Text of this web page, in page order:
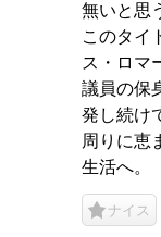
無いと思
このタイ
ス・ロマ
議員の保
発し続け
周りに恵
生活へ。
ナイス